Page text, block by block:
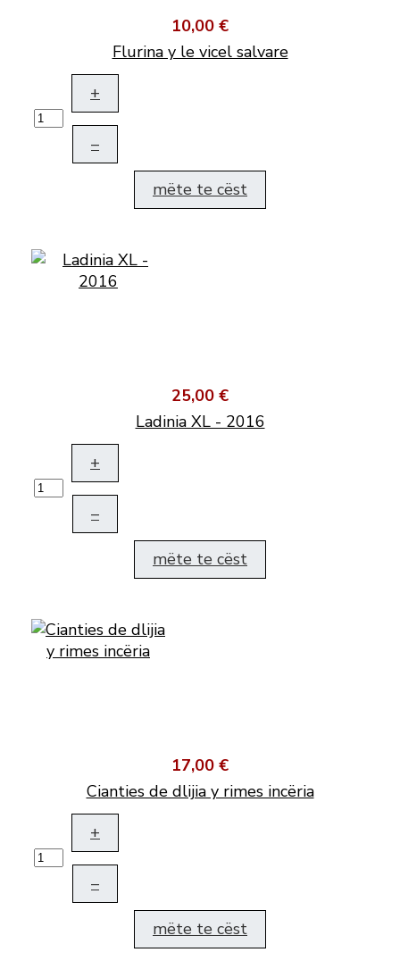
10,00 €
Flurina y le vicel salvare
+
–
mëte te cëst
25,00 €
Ladinia XL - 2016
+
–
mëte te cëst
17,00 €
Cianties de dlijia y rimes incëria
+
–
mëte te cëst